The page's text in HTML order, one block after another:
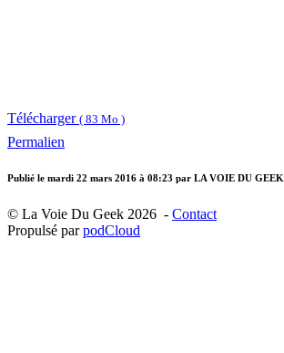
Télécharger ( 83 Mo )
Permalien
Publié le mardi 22 mars 2016 à 08:23 par LA VOIE DU GEEK
© La Voie Du Geek 2026 - Contact
Propulsé parpodCloud